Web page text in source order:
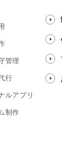
管理
行
ルアプリ
制作